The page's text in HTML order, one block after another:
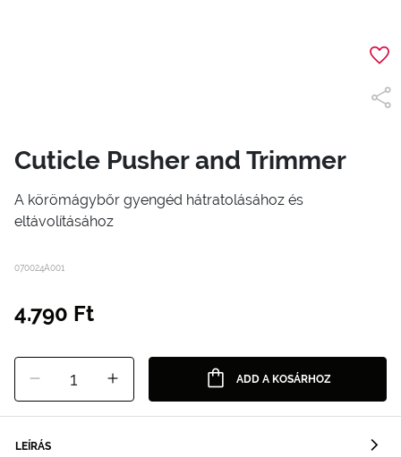
Cuticle Pusher and Trimmer
A körömágybőr gyengéd hátratolásához és
eltávolításához
070024A001
4.790 Ft
1 ADD A KOSÁRHOZ
LEÍRÁS